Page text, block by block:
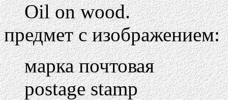
Oil on wood.
предмет с изображением:
марка почтовая
postage stamp